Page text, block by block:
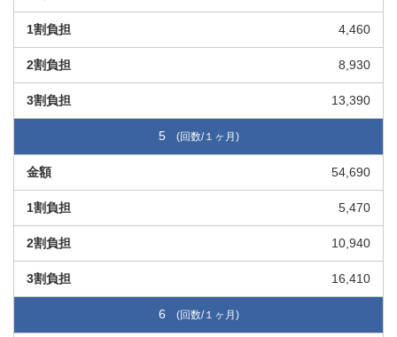
4,460
8,930
13,390
5
54,690
5,470
10,940
16,410
6